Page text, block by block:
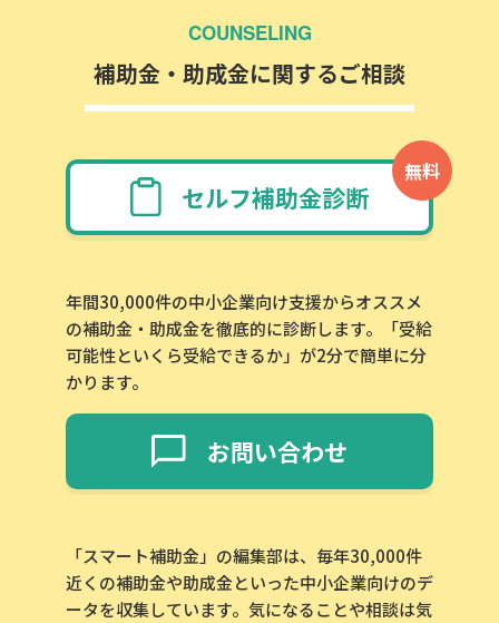
COUNSELING
補助金・助成金に関するご相談
無料
セルフ補助金診断
年間30,000件の中小企業向け支援からオススメ
の補助金・助成金を徹底的に診断します。「受給
可能性といくら受給できるか」が2分で簡単に分
かります。
お問い合わせ
「スマート補助金」の編集部は、毎年30,000件
近くの補助金や助成金といった中小企業向けのデ
ータを収集しています。気になることや相談は気